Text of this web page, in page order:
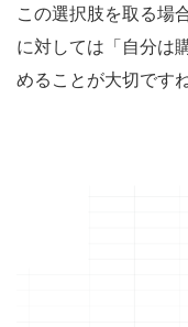
この選択肢を取る場
に対しては「自分は
めることが大切ですね